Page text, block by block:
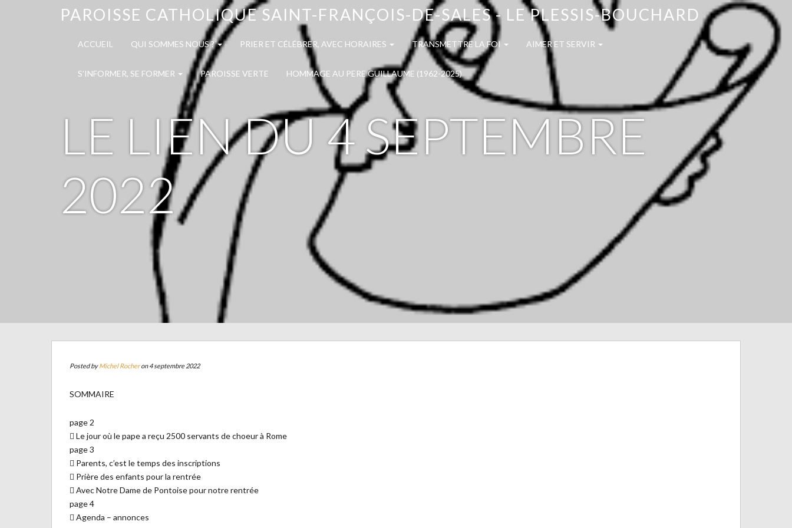
PAROISSE CATHOLIQUE SAINT-FRANÇOIS-DE-SALES - LE PLESSIS-BOUCHARD
ACCUEIL QUI SOMMES NOUS ? PRIER ET CÉLÉBRER, AVEC HORAIRES TRANSMETTRE LA FOI AIMER ET SERVIR
S’INFORMER, SE FORMER PAROISSE VERTE HOMMAGE AU PERE GUILLAUME (1962-2025)
LE LIEN DU 4 SEPTEMBRE
2022
Posted byMichel Rocheron 4 septembre 2022
SOMMAIRE
page 2
 Le jour où le pape a reçu 2500 servants de choeur à Rome
page 3
 Parents, c’est le temps des inscriptions
 Prière des enfants pour la rentrée
 Avec Notre Dame de Pontoise pour notre rentrée
page 4
 Agenda – annonces